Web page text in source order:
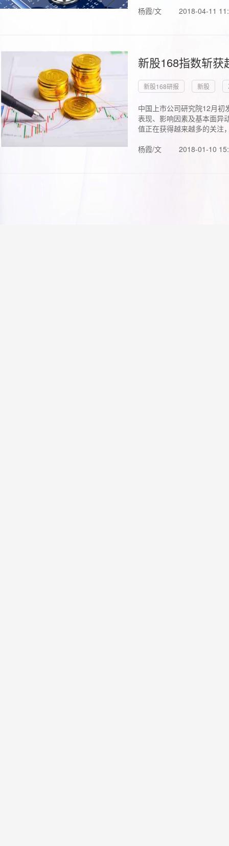
杨霞/文 2018-04-11
新股168指数斩
新股168研报 新股
中国上市公司研究院12月初
表现、影响因素及基本面异
值正在获得越来越多的关注
杨霞/文
2018-01-10